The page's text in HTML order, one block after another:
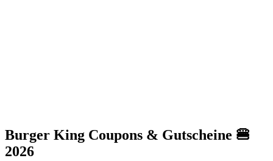
Burger King Coupons & Gutscheine 🍔
2026